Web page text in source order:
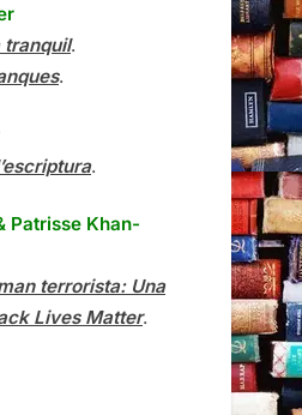
tranquil.
.
.
Patrisse Khan-
terrorista: Una
Lives Matter.